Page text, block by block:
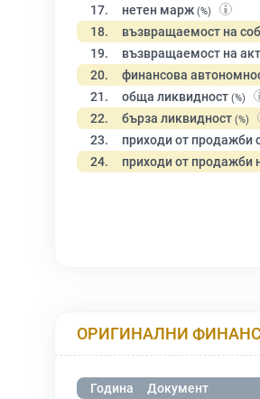
17. нетен марж (%)
18. възвращаемост на
19. възвращаемост на
20. финансова
21. обща ликвидност (%)
22. бърза ликвидност (%)
23. приходи от продажби
24. приходи от продажби
ОРИГИНАЛНИ
Година
Документ